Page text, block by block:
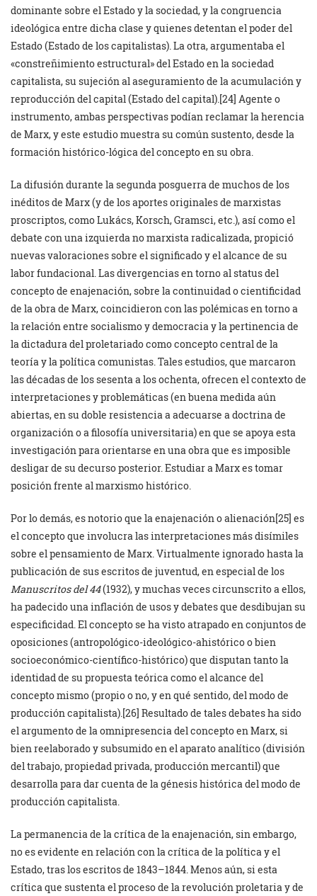
dominante sobre el Estado y la sociedad, y la congruencia
ideológica entre dicha clase y quienes detentan el poder del
Estado (Estado de los capitalistas). La otra, argumentaba el
«constreñimiento estructural» del Estado en la sociedad
capitalista, su sujeción al aseguramiento de la acumulación y
reproducción del capital (Estado del capital).[24] Agente o
instrumento, ambas perspectivas podían reclamar la herencia
de Marx, y este estudio muestra su común sustento, desde la
formación histórico-lógica del concepto en su obra.
La difusión durante la segunda posguerra de muchos de los
inéditos de Marx (y de los aportes originales de marxistas
proscriptos, como Lukács, Korsch, Gramsci, etc.), así como el
debate con una izquierda no marxista radicalizada, propició
nuevas valoraciones sobre el significado y el alcance de su
labor fundacional. Las divergencias en torno al status del
concepto de enajenación, sobre la continuidad o cientificidad
de la obra de Marx, coincidieron con las polémicas en torno a
la relación entre socialismo y democracia y la pertinencia de
la dictadura del proletariado como concepto central de la
teoría y la política comunistas. Tales estudios, que marcaron
las décadas de los sesenta a los ochenta, ofrecen el contexto de
interpretaciones y problemáticas (en buena medida aún
abiertas, en su doble resistencia a adecuarse a doctrina de
organización o a filosofía universitaria) en que se apoya esta
investigación para orientarse en una obra que es imposible
desligar de su decurso posterior. Estudiar a Marx es tomar
posición frente al marxismo histórico.
Por lo demás, es notorio que la enajenación o alienación[25] es
el concepto que involucra las interpretaciones más disímiles
sobre el pensamiento de Marx. Virtualmente ignorado hasta la
publicación de sus escritos de juventud, en especial de los
Manuscritos del 44(1932), y muchas veces circunscrito a ellos,
ha padecido una inflación de usos y debates que desdibujan su
especificidad. El concepto se ha visto atrapado en conjuntos de
oposiciones (antropológico-ideológico-ahistórico o bien
socioeconómico-científico-histórico) que disputan tanto la
identidad de su propuesta teórica como el alcance del
concepto mismo (propio o no, y en qué sentido, del modo de
producción capitalista).[26] Resultado de tales debates ha sido
el argumento de la omnipresencia del concepto en Marx, si
bien reelaborado y subsumido en el aparato analítico (división
del trabajo, propiedad privada, producción mercantil) que
desarrolla para dar cuenta de la génesis histórica del modo de
producción capitalista.
La permanencia de la crítica de la enajenación, sin embargo,
no es evidente en relación con la crítica de la política y el
Estado, tras los escritos de 1843–1844. Menos aún, si esta
crítica que sustenta el proceso de la revolución proletaria y de